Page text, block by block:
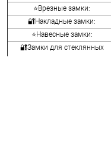
⭐Врезные замки:
🔐Накладные замки:
⭐Навесные замки:
🔐Замки для стеклянных